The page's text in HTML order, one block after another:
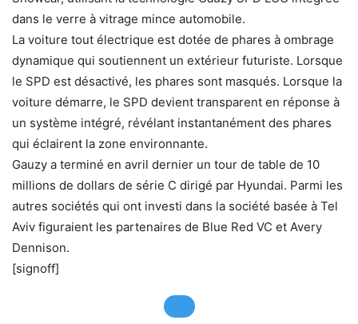
dans le verre à vitrage mince automobile.
La voiture tout électrique est dotée de phares à ombrage
dynamique qui soutiennent un extérieur futuriste. Lorsque
le SPD est désactivé, les phares sont masqués. Lorsque la
voiture démarre, le SPD devient transparent en réponse à
un système intégré, révélant instantanément des phares
qui éclairent la zone environnante.
Gauzy a terminé en avril dernier un tour de table de 10
millions de dollars de série C dirigé par Hyundai. Parmi les
autres sociétés qui ont investi dans la société basée à Tel
Aviv figuraient les partenaires de Blue Red VC et Avery
Dennison.
[signoff]